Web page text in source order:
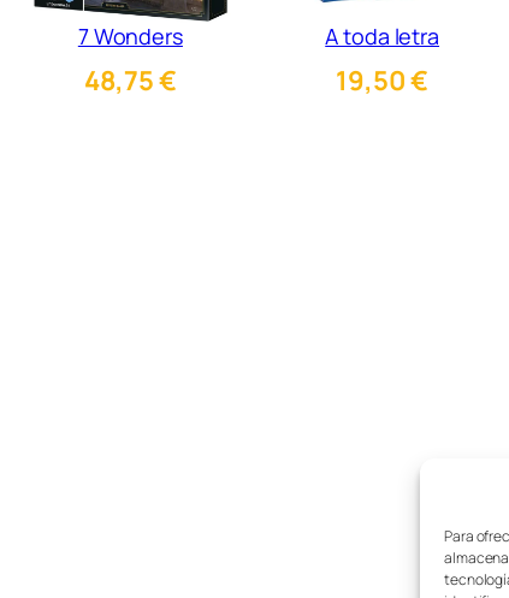
Para
7 Wonders
48,75€
A toda letra
19,50€